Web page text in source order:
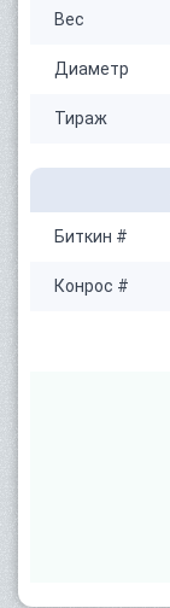
Вес
Диаметр
Тираж
Биткин #
Конрос #